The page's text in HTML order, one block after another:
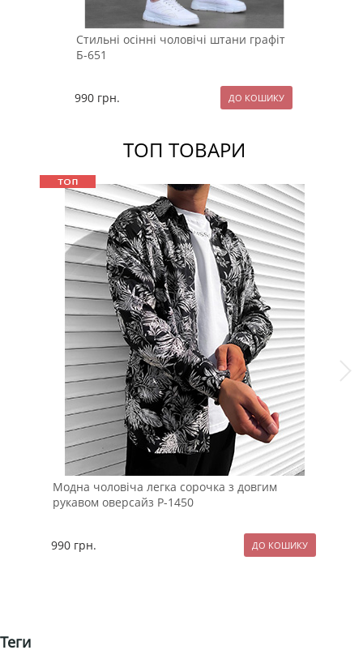
Стильні осінні чоловічі штани графіт
Б-651
990 грн.
ТОП ТОВАРИ
Модна чоловіча легка сорочка з довгим
рукавом оверсайз Р-1450
990 грн.
Теги